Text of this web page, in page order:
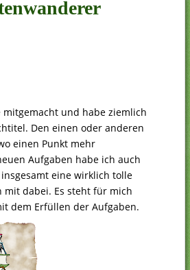
mitgemacht und habe ziemlich
Den einen oder anderen
einen Punkt mehr
Aufgaben habe ich auch
eine wirklich tolle
mit dabei. Es steht für mich
dem Erfüllen der Aufgaben.